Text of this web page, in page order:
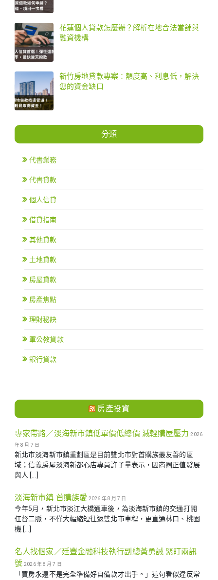
花蓮個人貸款怎麼辦？解析在地合法當舖與
融資機構
新竹房地貸款專案：額度高、利息低，解決
您的資金缺口
分類
代書業務
代書貸款
個人信貸
借貸指南
其他貸款
土地貸款
房屋貸款
房產焦點
理財秘訣
軍公教貸款
銀行貸款
房產投資
專家帶路／淡海新市鎮低單價低總價 減輕購屋壓力 2026
年 8 月 7 日
新北市淡海新市鎮重劃區是目前雙北市對首購族最友善的區
域；信義房屋淡海新都心店專員許子量表示，因商圈正值發展
與人 […]
淡海新市鎮 首購族愛 2026 年 8 月 7 日
今年5月，新北市淡江大橋通車後，為淡海新市鎮的交通打開
任督二脈，不僅大幅縮短往返雙北市車程，更直通林口、桃園
機 […]
名人找個家／廷豐金融科技執行副總黃勇諴 緊盯兩訊
號 2026 年 8 月 7 日
「買房永遠不是完全準備好自備款才出手。」這句看似違反常